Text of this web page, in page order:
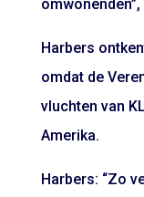
Harbers
omdat de
vluchten van
Amerika.
Harbers: “Zo